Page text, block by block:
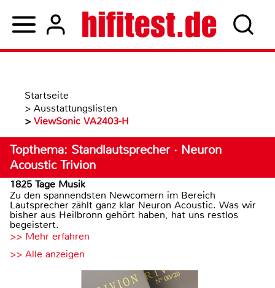
Startseite
> Ausstattungslisten
> ViewSonic VA2403-H
Topthema: Standlautsprecher · Neuron
Acoustic Trivion
1825 Tage Musik
Zu den spannendsten Newcomern im Bereich
Lautsprecher zählt ganz klar Neuron Acoustic. Was wir
bisher aus Heilbronn gehört haben, hat uns restlos
begeistert.
>> Mehr erfahren
>> Alle anzeigen